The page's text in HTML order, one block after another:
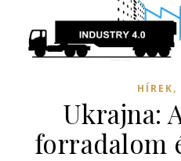
HÍREK,
Ukrajna:
forradalom